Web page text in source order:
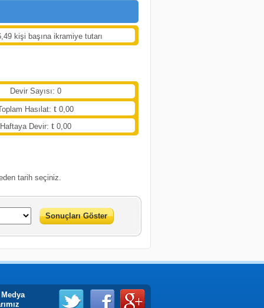
kişi başına ikramiye tutarı
Devir Sayısı: 0
Hasılat:
0,00
Haftaya Devir:
0,00
tarih seçiniz.
Sonuçları Göster